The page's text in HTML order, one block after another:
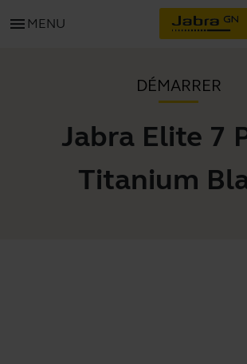
menu MENU
DÉMARRER
Jabra Elite 7
Titanium